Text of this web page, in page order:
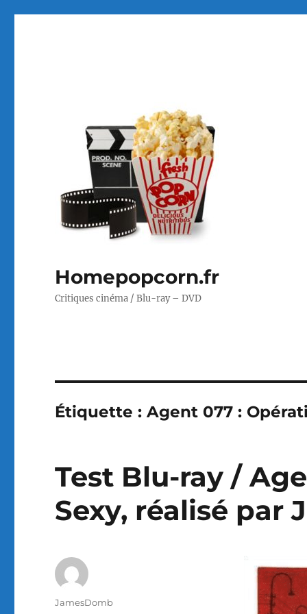
Homepopcorn.fr
Critiques cinéma / Blu-ray – DVD
Étiquette :Agent 077 :
Test Blu-ray /
Sexy, réalisé par
Auteur
JamesDomb